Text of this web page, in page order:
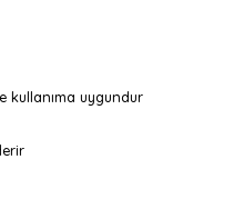
kullanıma uygundur